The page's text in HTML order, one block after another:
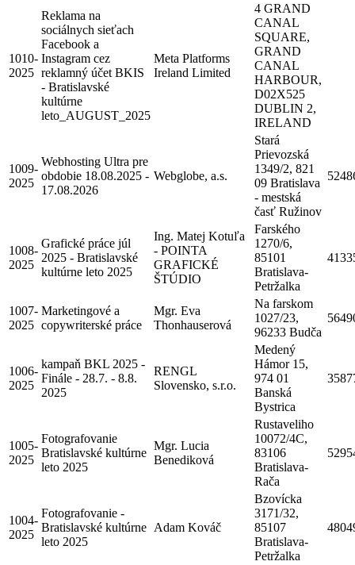
1010-
2025
Reklama na
sociálnych sieťach
Facebook a
Instagram cez
reklamný účet BKIS
- Bratislavské
kultúrne
leto_AUGUST_2025
Meta Platforms
Ireland Limited
4 GRAND
CANAL
SQUARE,
GRAND
CANAL
HARBOUR,
D02X525
DUBLIN 2,
IRELAND
1009-
2025
Webhosting Ultra pre
obdobie 18.08.2025 -
17.08.2026
Webglobe, a.s.
Stará
Prievozská
1349/2, 821
09 Bratislava
- mestská
časť Ružinov
1008-
2025
Grafické práce júl
2025 - Bratislavské
kultúrne leto 2025
Ing. Matej Kotuľa
- POINTA
GRAFICKÉ
ŠTÚDIO
Farského
1270/6,
85101
Bratislava-
Petržalka
1007-
2025
Marketingové a
copywriterské práce
Mgr. Eva
Thonhauserová
Na farskom
1027/23,
96233 Budča
1006-
2025
kampaň BKL 2025 -
Finále - 28.7. - 8.8.
2025
RENGL
Slovensko, s.r.o.
Medený
Hámor 15,
974 01
Banská
Bystrica
1005-
2025
Fotografovanie
Bratislavské kultúrne
leto 2025
Mgr. Lucia
Benediková
Rustaveliho
10072/4C,
83106
Bratislava-
Rača
1004-
2025
Fotografovanie -
Bratislavské kultúrne
leto 2025
Adam Kováč
Bzovícka
3171/32,
85107
Bratislava-
Petržalka